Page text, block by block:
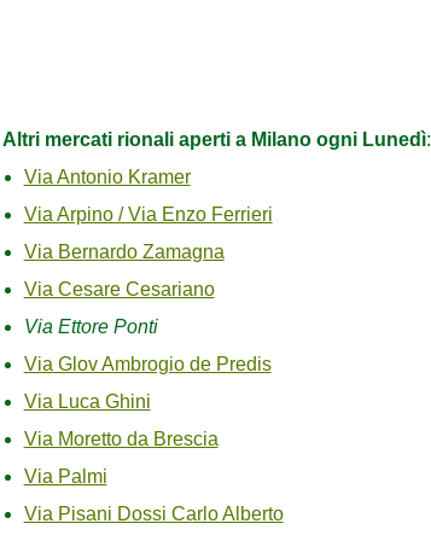
Altri mercati rionali aperti a Milano ogni Lunedì:
Via Antonio Kramer
Via Arpino / Via Enzo Ferrieri
Via Bernardo Zamagna
Via Cesare Cesariano
Via Ettore Ponti
Via Glov Ambrogio de Predis
Via Luca Ghini
Via Moretto da Brescia
Via Palmi
Via Pisani Dossi Carlo Alberto